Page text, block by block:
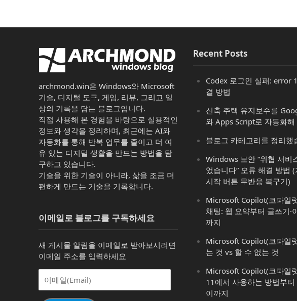
archmond.win은 Windows와 Microsoft
기술, 디지털 도구, 게임, 리뷰, 그리고 일
상의 기록을 담는 블로그입니다.
직접 사용해 본 경험을 바탕으로 실용적인
정보와 생각을 정리하며, 최근에는 AI와
자동화를 통해 반복 업무를 줄이고 더 여
유 있는 디지털 생활을 만드는 방법을 탐
구하고 있습니다.
기술을 위한 기술이 아니라, 삶을 조금 더
편하게 만드는 기술을 기록합니다.
이메일로 블로그를 구독하세요
새 게시물 알림을 이메일로 받아보시려면
이메일 주소를 입력하세요
Recent Posts
Codex 로그인 실패: error
결 방법
신축 주택 유지보수를
와 Apps Script로 자동화
블로그 카테고리를 정리했
Windows 보안 “위협 서비
었습니다” 오류 해결 방법
시작 버튼 무반응 복구기)
Microsoft Copilot(코파일
채팅: 웹 요약부터 글쓰기·
까지
Microsoft Copilot(코파일
는 것 vs 할 수 없는 것
Microsoft Copilot(코파일
11에서 사용하는 방법부
이까지